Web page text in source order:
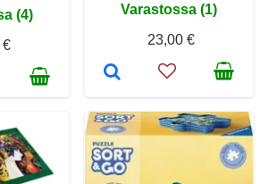
(4)
€
Varastossa (1)
23,00 €